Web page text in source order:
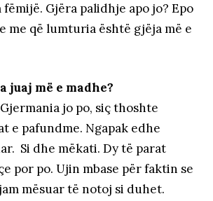
Gjëra palidhje apo jo? Epo
me që lumturia është gjëja më e
juaj më e madhe?
jo po, siç thoshte
e pafundme. Ngapak edhe
Si dhe mëkati. Dy të parat
por po. Ujin mbase për faktin se
mësuar të notoj si duhet.